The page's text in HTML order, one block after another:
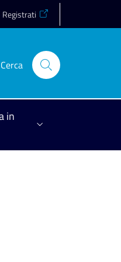
Registrati
Cerca
in